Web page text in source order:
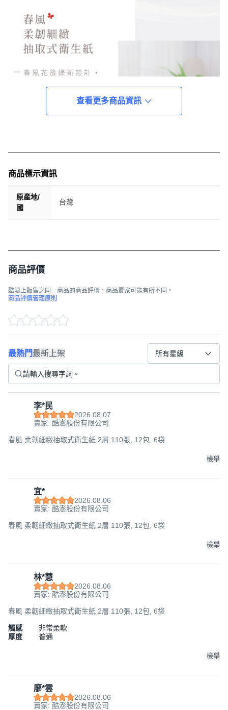
查看更多商品資訊
商品標示資訊
原產地/
國
台灣
商品評價
酷澎上販售之同一商品的商品評價，商品賣家可能有所不同。
商品評價管理原則
最熱門最新上架 所有星級
李*民
2026.08.07
賣家: 酷澎股份有限公司
春風 柔韌細緻抽取式衛生紙 2層 110張, 12包, 6袋
檢舉
宜*
2026.08.06
賣家: 酷澎股份有限公司
春風 柔韌細緻抽取式衛生紙 2層 110張, 12包, 6袋
檢舉
林*慧
2026.08.06
賣家: 酷澎股份有限公司
春風 柔韌細緻抽取式衛生紙 2層 110張, 12包, 6袋
觸感
非常柔軟
厚度
普通
檢舉
廖*雲
2026.08.06
賣家: 酷澎股份有限公司